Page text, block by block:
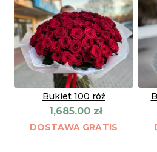
Bukiet 100 róż
1,685.00 zł
DOSTAWA GRATIS